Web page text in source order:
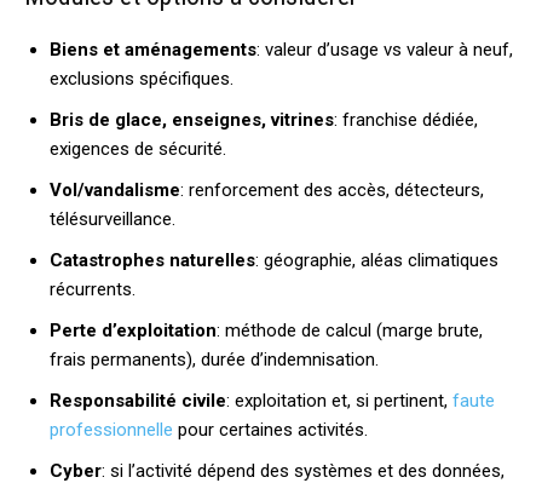
Biens et aménagements: valeur d’usage vs valeur à neuf,
exclusions spécifiques.
Bris de glace, enseignes, vitrines: franchise dédiée,
exigences de sécurité.
Vol/vandalisme: renforcement des accès, détecteurs,
télésurveillance.
Catastrophes naturelles: géographie, aléas climatiques
récurrents.
Perte d’exploitation: méthode de calcul (marge brute,
frais permanents), durée d’indemnisation.
Responsabilité civile: exploitation et, si pertinent, faute
professionnelle pour certaines activités.
Cyber: si l’activité dépend des systèmes et des données,